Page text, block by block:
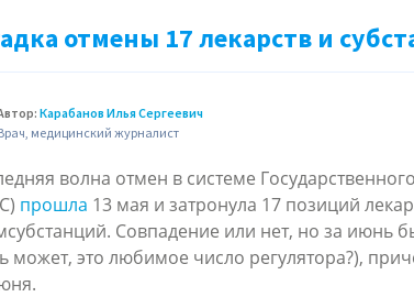
отмены 17 лекарств и
Карабанов Илья Сергеевич
медицинский журналист
волна отмен в системе
прошла 13 мая и затронула 17 позиций
Совпадение или нет, но за июнь
может, это любимое число регулятора?),